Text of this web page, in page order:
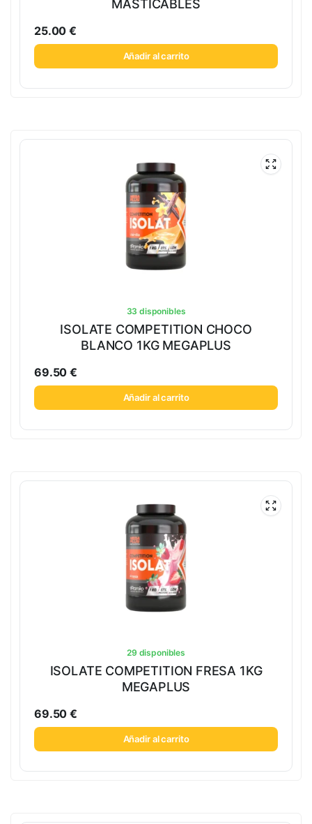
MASTICABLES
25.00€
Añadir al carrito
33 disponibles
ISOLATE COMPETITION CHOCO
BLANCO 1KG MEGAPLUS
69.50€
Añadir al carrito
29 disponibles
ISOLATE COMPETITION FRESA 1KG
MEGAPLUS
69.50€
Añadir al carrito